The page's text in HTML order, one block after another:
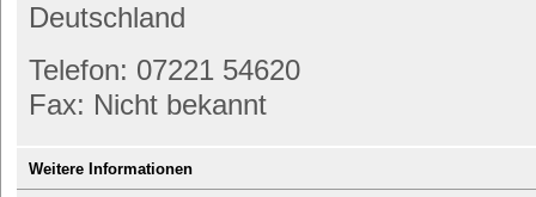
Deutschland
Telefon: 07221 54620
Fax: Nicht bekannt
Weitere Informationen